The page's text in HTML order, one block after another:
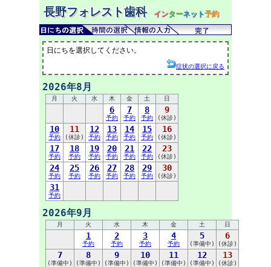
長野フォレスト歯科 インターネット予約
日にちを選択してください。
症状の選択に戻る
2026年8月
月 火 水 木 金 土 日
6
予約
7
予約
8
予約
9
(休診)
10
予約
11
(休診)
12
予約
13
予約
14
予約
15
予約
16
(休診)
17
予約
18
予約
19
予約
20
予約
21
予約
22
予約
23
(休診)
24
予約
25
予約
26
予約
27
予約
28
予約
29
予約
30
(休診)
31
予約
2026年9月
月 火 水 木 金 土 日
1
予約
2
予約
3
予約
4
予約
5
(準備中)
6
(休診)
7
(準備中)
8
(準備中)
9
(準備中)
10
(準備中)
11
(準備中)
12
(準備中)
13
(休診)